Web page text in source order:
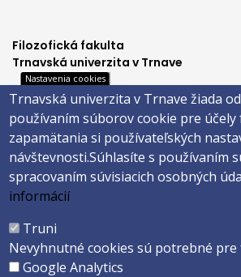
Filozofická fakulta
Trnavská univerzita v Trnave
Hornopotočná 23
918 43 TRNAVA
tel.: 033/5939 213
IČO: 318 25 249
IČ DPH: SK2021177202
Footer
menu
4
Youtube
Nastavenia cookies
Trnavská univerzita v Trnave žiada
používaním súborov cookie pre
zapamätania si používateľských
návštevnosti.Súhlasíte s používaním
spracovaním súvisiacich osobných
informácií
Truni
Nevyhnutné cookies sú potrebné
Google Analytics